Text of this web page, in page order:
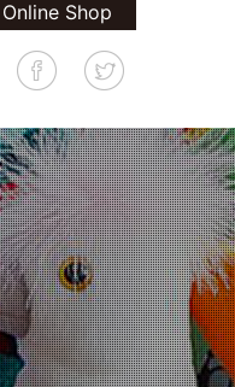
Online Shop